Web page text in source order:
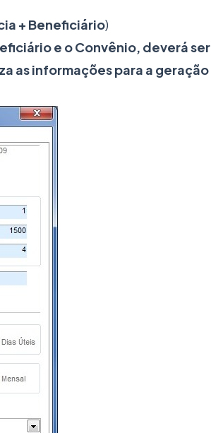
+ Beneficiário)
e o Convênio, deverá ser
as informações para a geração